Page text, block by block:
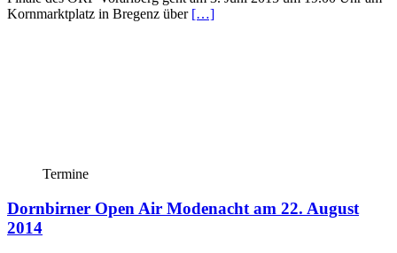
Kornmarktplatz in Bregenz über […]
Termine
Dornbirner Open Air Modenacht am 22. August
2014